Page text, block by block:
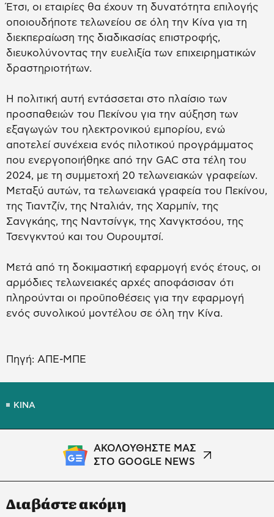
Έτσι, οι εταιρίες θα έχουν τη δυνατότητα επιλογής
οποιουδήποτε τελωνείου σε όλη την Κίνα για τη
διεκπεραίωση της διαδικασίας επιστροφής,
διευκολύνοντας την ευελιξία των επιχειρηματικών
δραστηριοτήτων.
Η πολιτική αυτή εντάσσεται στο πλαίσιο των
προσπαθειών του Πεκίνου για την αύξηση των
εξαγωγών του ηλεκτρονικού εμπορίου, ενώ
αποτελεί συνέχεια ενός πιλοτικού προγράμματος
που ενεργοποιήθηκε από την GAC στα τέλη του
2024, με τη συμμετοχή 20 τελωνειακών γραφείων.
Μεταξύ αυτών, τα τελωνειακά γραφεία του Πεκίνου,
της Τιαντζίν, της Νταλιάν, της Χαρμπίν, της
Σανγκάης, της Ναντσίνγκ, της Χανγκτσόου, της
Τσενγκντού και του Ουρουμτσί.
Μετά από τη δοκιμαστική εφαρμογή ενός έτους, οι
αρμόδιες τελωνειακές αρχές αποφάσισαν ότι
πληρούνται οι προϋποθέσεις για την εφαρμογή
ενός συνολικού μοντέλου σε όλη την Κίνα.
Πηγή: ΑΠΕ-ΜΠΕ
ΚΙΝΑ
ΑΚΟΛΟΥΘΗΣΤΕ ΜΑΣ
ΣΤΟ GOOGLE NEWS
Διαβάστε ακόμη